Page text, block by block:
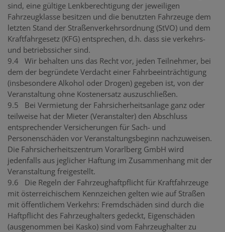
sind, eine gültige Lenkberechtigung der jeweiligen
Fahrzeugklasse besitzen und die benutzten Fahrzeuge dem
letzten Stand der Straßenverkehrsordnung (StVO) und dem
Kraftfahrgesetz (KFG) entsprechen, d.h. dass sie verkehrs-
und betriebssicher sind.
9.4 Wir behalten uns das Recht vor, jeden Teilnehmer, bei
dem der begründete Verdacht einer Fahrbeeinträchtigung
(insbesondere Alkohol oder Drogen) gegeben ist, von der
Veranstaltung ohne Kostenersatz auszuschließen.
9.5 Bei Vermietung der Fahrsicherheitsanlage ganz oder
teilweise hat der Mieter (Veranstalter) den Abschluss
entsprechender Versicherungen für Sach- und
Personenschäden vor Veranstaltungsbeginn nachzuweisen.
Die Fahrsicherheitszentrum Vorarlberg GmbH wird
jedenfalls aus jeglicher Haftung im Zusammenhang mit der
Veranstaltung freigestellt.
9.6 Die Regeln der Fahrzeughaftpflicht für Kraftfahrzeuge
mit österreichischem Kennzeichen gelten wie auf Straßen
mit öffentlichem Verkehrs: Fremdschäden sind durch die
Haftpflicht des Fahrzeughalters gedeckt, Eigenschäden
(ausgenommen bei Kasko) sind vom Fahrzeughalter zu